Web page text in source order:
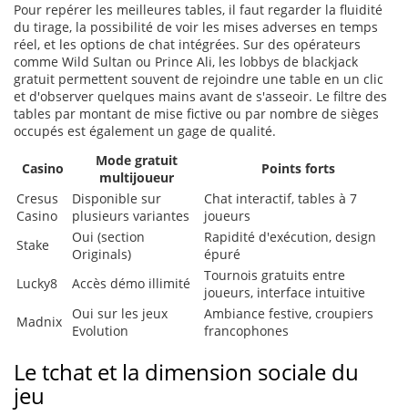
Pour repérer les meilleures tables, il faut regarder la fluidité
du tirage, la possibilité de voir les mises adverses en temps
réel, et les options de chat intégrées. Sur des opérateurs
comme Wild Sultan ou Prince Ali, les lobbys de blackjack
gratuit permettent souvent de rejoindre une table en un clic
et d'observer quelques mains avant de s'asseoir. Le filtre des
tables par montant de mise fictive ou par nombre de sièges
occupés est également un gage de qualité.
Casino
Mode gratuit
multijoueur
Points forts
Cresus
Casino
Disponible sur
plusieurs variantes
Chat interactif, tables à 7
joueurs
Stake
Oui (section
Originals)
Rapidité d'exécution, design
épuré
Lucky8
Accès démo illimité
Tournois gratuits entre
joueurs, interface intuitive
Madnix
Oui sur les jeux
Evolution
Ambiance festive, croupiers
francophones
Le tchat et la dimension sociale du
jeu